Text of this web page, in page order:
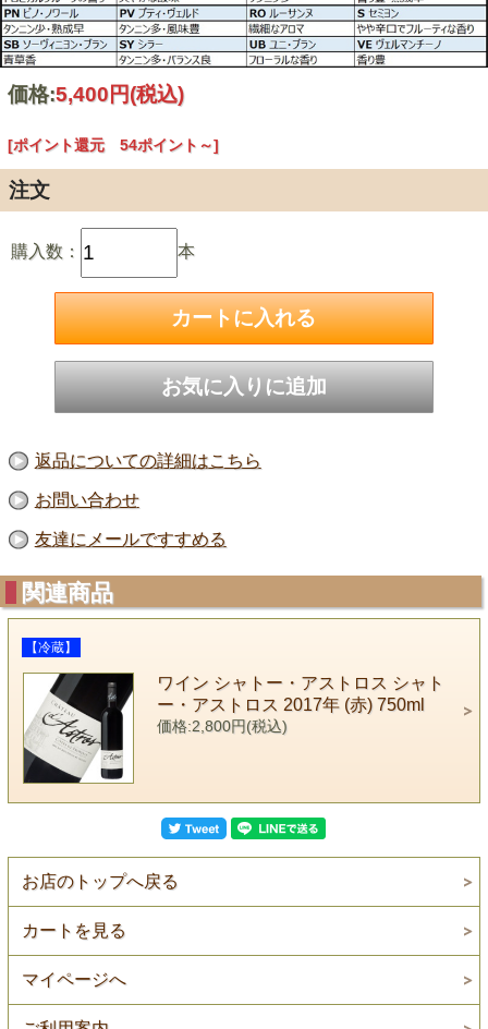
価格:5,400円(税込)
[ポイント還元 54ポイント～]
注文
購入数： 本
返品についての詳細はこちら
お問い合わせ
友達にメールですすめる
関連商品
【冷蔵】
ワイン シャトー・アストロス シャト
ー・アストロス 2017年 (赤) 750ml
価格:2,800円(税込)
お店のトップへ戻る
カートを見る
マイページへ